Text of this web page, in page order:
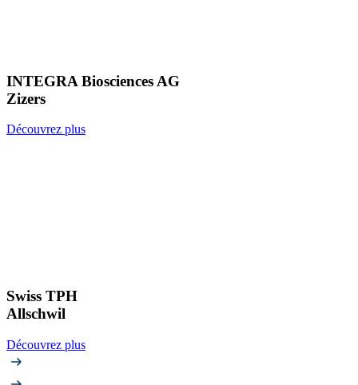
INTEGRA Biosciences AG
Zizers
Découvrez plus
Swiss TPH
Allschwil
Découvrez plus